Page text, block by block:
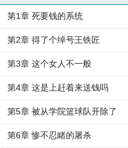
第1章 死要钱的系统
第2章 得了个绰号王铁匠
第3章 这个女人不一般
第4章 这是上赶着来送钱吗
第5章 被从学院篮球队开除了
第6章 惨不忍睹的屠杀